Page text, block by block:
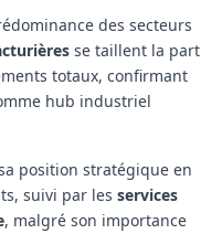
des secteurs
se taillent la part
totaux, confirmant
hub industriel
position stratégique en
suivi par les services
, malgré son importance